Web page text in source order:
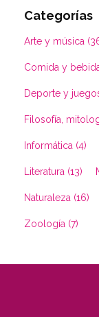
Categorías
Arte y música
Comida y
Deporte y
Filosofía,
Informática (4)
Literatura (13)
Naturaleza (16)
Zoología (7)